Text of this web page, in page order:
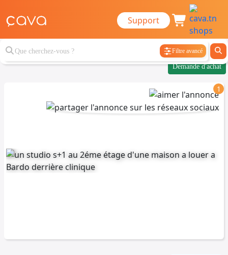
Support
Filtre avancé
Demande d'achat
1